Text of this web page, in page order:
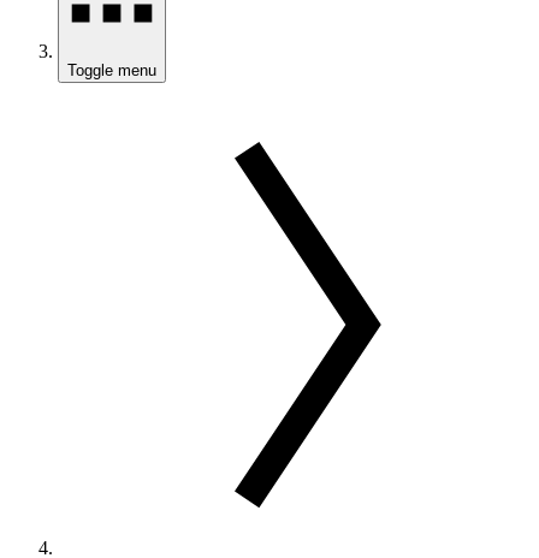
Toggle menu